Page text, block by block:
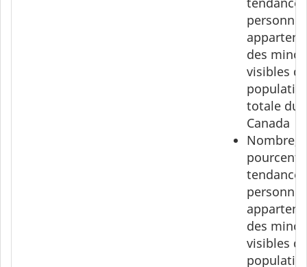
personnes
des
visibles
totale du
Canada
Nombre,
personnes
des
visibles